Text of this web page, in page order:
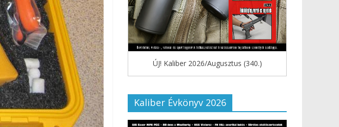
ÚJ! Kaliber 2026/Augusztus (340.)
Kaliber Évkönyv 2026